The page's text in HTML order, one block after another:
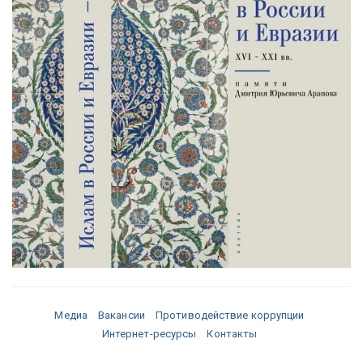
Медиа Вакансии
Противодействие коррупции
Интернет-ресурсы
Контакты